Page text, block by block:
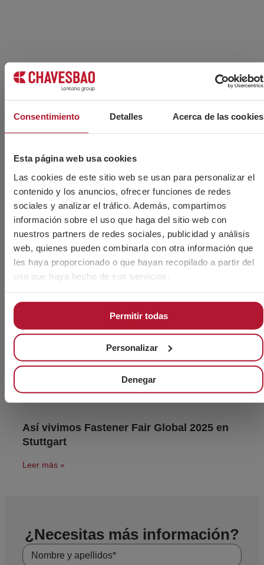
Consentimiento Detalles Acerca de las cookies
Esta página web usa cookies
Las cookies de este sitio web se usan para personalizar el
contenido y los anuncios, ofrecer funciones de redes
sociales y analizar el tráfico. Además, compartimos
información sobre el uso que haga del sitio web con
nuestros partners de redes sociales, publicidad y análisis
web, quienes pueden combinarla con otra información que
les haya proporcionado o que hayan recopilado a partir del
uso que haya hecho de sus servicios.
Permitir todas
Personalizar
Denegar
MetalMadrid 2025
Así vivimos Fastener Fair Global 2025 en
Stuttgart
Leer más »
¿Necesitas más información?